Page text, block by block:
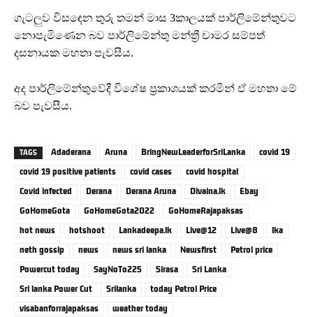
ගැටලුව විසඳෙන තුරු තමන් මාස 3කාලයක් පාර්ලිමේන්තුවට
නොපැමිණෙන බව පාර්ලිමේන්තු මන්ත්‍රී චාමර සම්පත්
දසනායක මහතා පැවසීය.
අද පාර්ලිමේන්තුවේදී විශේෂ ප්‍රකාශයක් කරමින් ඒ මහතා මේ
බව පැවසීය.
TAGS Adaderana Aruna BringNewLeaderforSriLanka
covid 19
covid 19 positive patients
covid cases
covid hospital
Covid infected
Derana Derana Aruna Divaina.lk
Ebay
GoHomeGota
GoHomeGota2022
GoHomeRajapaksas
hot news
hotshoot Lankadeepa.lk Live@12 Live@8
lka
neth gossip
news news sri lanka Newsfirst
Petrol price
Powercut today
SayNoTo225 Sirasa
Sri Lanka
Sri lanka Power Cut
Srilanka
today Petrol Price
visabanforrajapaksas
weather today